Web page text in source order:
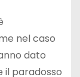
nel caso
dato
il paradosso